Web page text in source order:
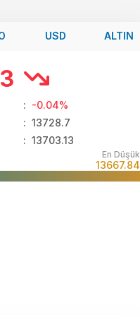
USD ALTIN
: -0.04%
: 13728.7
: 13703.13
En Düşük
13667.84